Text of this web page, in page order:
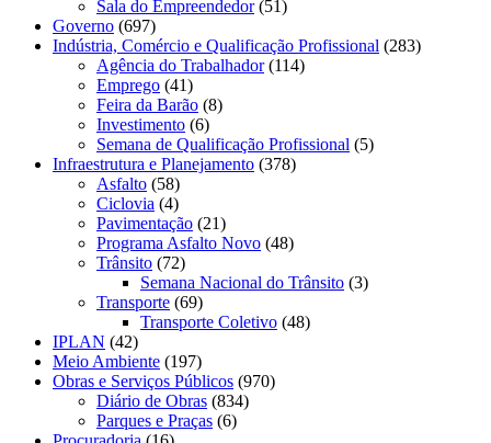
Sala do Empreendedor(51)
Governo (697)
Indústria, Comércio e Qualificação Profissional (283)
Agência do Trabalhador(114)
Emprego (41)
Feira da Barão (8)
Investimento (6)
Semana de Qualificação Profissional (5)
Infraestrutura e Planejamento (378)
Asfalto (58)
Ciclovia (4)
Pavimentação (21)
Programa Asfalto Novo (48)
Trânsito (72)
Semana Nacional do Trânsito (3)
Transporte (69)
Transporte Coletivo (48)
IPLAN (42)
Meio Ambiente (197)
Obras e Serviços Públicos (970)
Diário de Obras (834)
Parques e Praças (6)